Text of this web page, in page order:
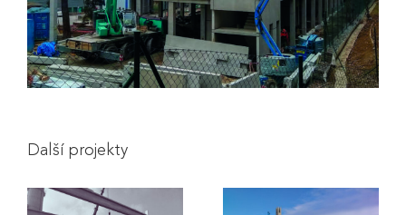
Další projekty